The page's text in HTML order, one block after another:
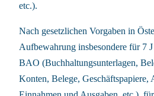
etc.).
Nach gesetzlichen Vorgaben in
Aufbewahrung insbesondere für 7
BAO (Buchhaltungsunterlagen,
Konten, Belege, Geschäftspapiere,